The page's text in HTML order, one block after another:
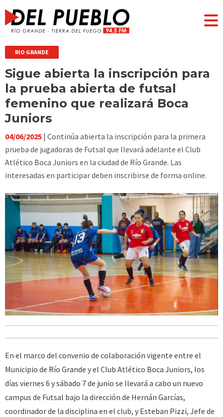
RIO GRANDE
Sigue abierta la inscripción para
la prueba abierta de futsal
femenino que realizará Boca
Juniors
04/06/2025 | Continúa abierta la inscripción para la primera
prueba de jugadoras de Futsal que llevará adelante el Club
Atlético Boca Juniors en la ciudad de Río Grande. Las
interesadas en participar deben inscribirse de forma online.
En el marco del convenio de colaboración vigente entre el
Municipio de Río Grande y el Club Atlético Boca Juniors, los
días viernes 6 y sábado 7 de junio se llevará a cabo un nuevo
campus de Futsal bajo la dirección de Hernán Garcías,
coordinador de la disciplina en el club, y Esteban Pizzi, Jefe de